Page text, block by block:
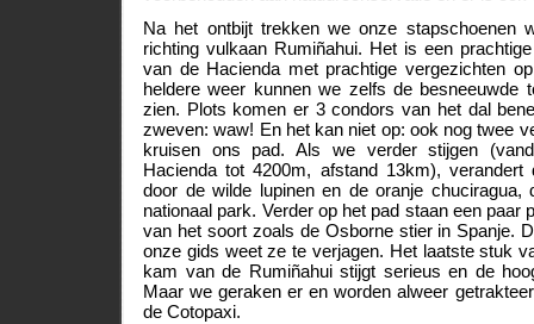
Na het ontbijt trekken we onze stapschoenen
richting vulkaan Rumiñahui. Het is een
van de Hacienda met prachtige vergezichten
heldere weer kunnen we zelfs de besneeuwde
zien. Plots komen er 3 condors van het dal
zweven: waw! En het kan niet op: ook nog twee
kruisen ons pad. Als we verder stijgen
Hacienda tot 4200m, afstand 13km),
door de wilde lupinen en de oranje chuciragua,
nationaal park. Verder op het pad staan een paar
van het soort zoals de Osborne stier in Spanje.
onze gids weet ze te verjagen. Het laatste stuk
kam van de Rumiñahui stijgt serieus en de
Maar we geraken er en worden alweer
de Cotopaxi.